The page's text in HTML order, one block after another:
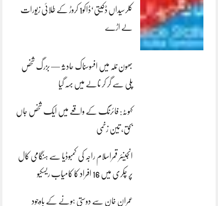
کلرسیداں ڈکیتی‘ڈاکو1 کروڑ کے طلائی زیورات
لے اڑے
بھون نلہ میں افسوسناک حادثہ — بزرگ شخص
پلی سے گر کر نالے میں بہہ گیا
کہوٹہ: فائرنگ کے واقعے میں ایک شخص جاں
بحق، تین زخمی
انجینئر قمراسلام راجہ کی کمبوڈیا سے ہنگامی کال
پر چکری میں 16 افراد کا کامیاب ریسکیو
عمران خان سے دوستی ہونے کے باوجود